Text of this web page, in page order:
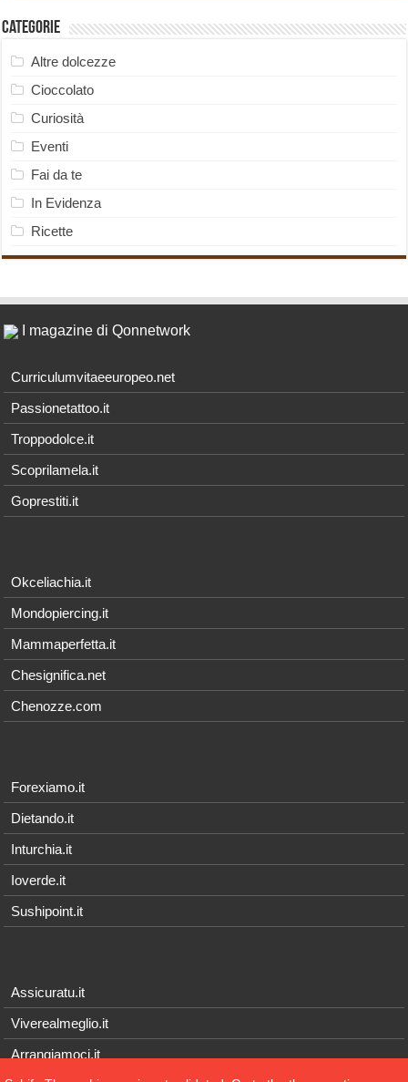
Categorie
Altre dolcezze
Cioccolato
Curiosità
Eventi
Fai da te
In Evidenza
Ricette
I magazine di Qonnetwork
Curriculumvitaeeuropeo.net
Passionetattoo.it
Troppodolce.it
Scoprilamela.it
Goprestiti.it
Okceliachia.it
Mondopiercing.it
Mammaperfetta.it
Chesignifica.net
Chenozze.com
Forexiamo.it
Dietando.it
Inturchia.it
Ioverde.it
Sushipoint.it
Assicuratu.it
Viverealmeglio.it
Arrangiamoci.it